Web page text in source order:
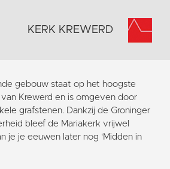
KERK KREWERD
gebouw staat op het hoogste
Krewerd en is omgeven door
grafstenen. Dankzij de Groninger
bleef de Mariakerk vrijwel
je je eeuwen later nog ‘Midden in